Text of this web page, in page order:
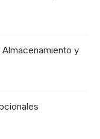
y